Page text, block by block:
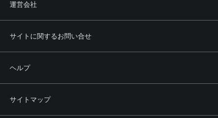
1. 本サービスによって提供される文章、画像その他あらゆ
る情報の著作権その他の知的財産権は、当社その他の正当
な権利者に帰属します。
2. 利用者は、前項の権利者からの事前の承認なく、前項の
ず、複製、転載、改変その他の二次利用を行うことはでき
第6条 会員
1. 本サービスのうち会員向けサービス（以下、本会員サー
運営会社
サイトに関するお問い合せ
ヘルプ
サイトマップ